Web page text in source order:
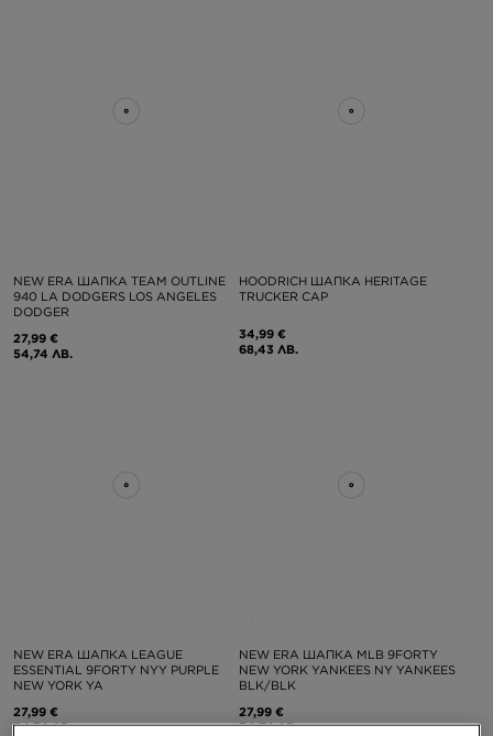
NEW ERA ШАПКА TEAM OUTLINE
940 LA DODGERS LOS ANGELES
DODGER
27,99 €
54,74 ЛВ.
HOODRICH ШАПКА HERITAGE
TRUCKER CAP
34,99 €
68,43 ЛВ.
NEW ERA ШАПКА LEAGUE
ESSENTIAL 9FORTY NYY PURPLE
NEW YORK YA
27,99 €
54,74 ЛВ.
NEW ERA ШАПКА MLB 9FORTY
NEW YORK YANKEES NY YANKEES
BLK/BLK
27,99 €
54,74 ЛВ.